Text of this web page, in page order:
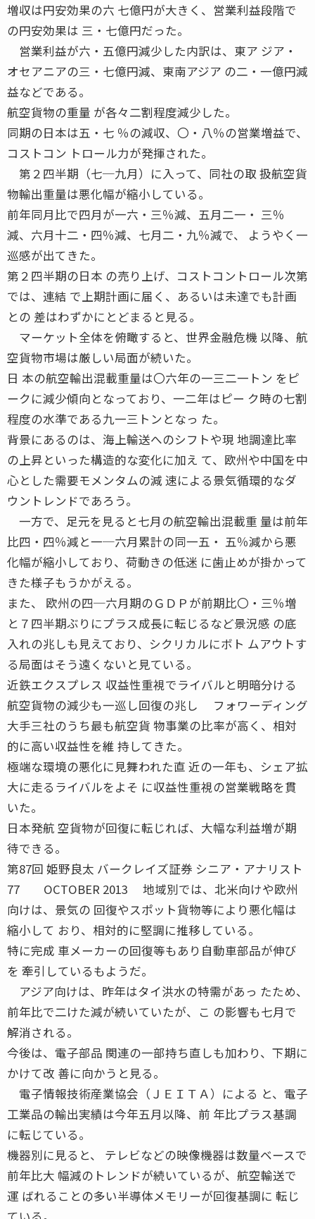
増収は円安効果の六 七億円が大きく、営業利益段階で
の円安効果は 三・七億円だった。
営業利益が六・五億円減少した内訳は、東ア ジア・
オセアニアの三・七億円減、東南アジア の二・一億円減
益などである。
航空貨物の重量 が各々二割程度減少した。
同期の日本は五・七 ％の減収、〇・八％の営業増益で、
コストコン トロール力が発揮された。
第２四半期（七─九月）に入って、同社の取 扱航空貨
物輸出重量は悪化幅が縮小している。
前年同月比で四月が一六・三％減、五月二一・ 三％
減、六月十二・四％減、七月二・九％減で、 ようやく一
巡感が出てきた。
第２四半期の日本 の売り上げ、コストコントロール次第
では、連結 で上期計画に届く、あるいは未達でも計画
との 差はわずかにとどまると見る。
マーケット全体を俯瞰すると、世界金融危機 以降、航
空貨物市場は厳しい局面が続いた。
日 本の航空輸出混載重量は〇六年の一三二一トン をピ
ークに減少傾向となっており、一二年はピー ク時の七割
程度の水準である九一三トンとなっ た。
背景にあるのは、海上輸送へのシフトや現 地調達比率
の上昇といった構造的な変化に加え て、欧州や中国を中
心とした需要モメンタムの減 速による景気循環的なダ
ウントレンドであろう。
一方で、足元を見ると七月の航空輸出混載重 量は前年
比四・四％減と一─六月累計の同一五・ 五％減から悪
化幅が縮小しており、荷動きの低迷 に歯止めが掛かって
きた様子もうかがえる。
また、 欧州の四─六月期のＧＤＰが前期比〇・三％増
と７四半期ぶりにプラス成長に転じるなど景況感 の底
入れの兆しも見えており、シクリカルにボト ムアウトす
る局面はそう遠くないと見ている。
近鉄エクスプレス 収益性重視でライバルと明暗分ける
航空貨物の減少も一巡し回復の兆し フォワーディング
大手三社のうち最も航空貨 物事業の比率が高く、相対
的に高い収益性を維 持してきた。
極端な環境の悪化に見舞われた直 近の一年も、シェア拡
大に走るライバルをよそ に収益性重視の営業戦略を貫
いた。
日本発航 空貨物が回復に転じれば、大幅な利益増が期
待できる。
第87回 姫野良太 バークレイズ証券 シニア・アナリスト
77 OCTOBER 2013 地域別では、北米向けや欧州
向けは、景気の 回復やスポット貨物等により悪化幅は
縮小して おり、相対的に堅調に推移している。
特に完成 車メーカーの回復等もあり自動車部品が伸び
を 牽引しているもようだ。
アジア向けは、昨年はタイ洪水の特需があっ たため、
前年比で二けた減が続いていたが、こ の影響も七月で
解消される。
今後は、電子部品 関連の一部持ち直しも加わり、下期に
かけて改 善に向かうと見る。
電子情報技術産業協会（ＪＥＩＴＡ）による と、電子
工業品の輸出実績は今年五月以降、前 年比プラス基調
に転じている。
機器別に見ると、 テレビなどの映像機器は数量ベースで
前年比大 幅減のトレンドが続いているが、航空輸送で
運 ばれることの多い半導体メモリーが回復基調に 転じ